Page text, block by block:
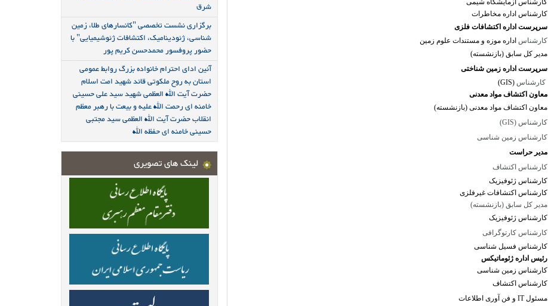
کارشناس آزمایشگاه شیمی
کارشناس اداره مخاطرات
سرپرست اداره اکتشافات فلزی
کارشناس اداره موزه و مستندات علوم زمین
مدیر کل سابق (بازنشسته)
سرپرست اداره زمین شناختی
کارشناس (GIS)
معاون اکتشاف مواد معدنی
معاون اکتشاف مواد معدنی (بازنشسته)
کارشناس (GIS)
کارشناس زمین شناسی
مدیر حراست
کارشناس اکتشاف
کارشناس ژئوفیزیک
کارشناس اکتشافات غیرفلزی
مدیر کل سابق (بازنشسته)
کارشناس ژئوفیزیک
کارشناس کارتوگرافی
کارشناس فسیل شناسی
رئیس اداره ژئوماتیکس
کارشناس زمین شناسی
کارشناس اکتشاف
مسئول IT و فن آوری اطلاعات
شرق
برگزاری نشست تخصصی "کانسارهای طلا، زمین
شناسی، ژئودینامیک، اکتشافات ژئوشیمیایی" با
حضور پروفسور محمدحسن کریم پور
آئین ادای احترام خانواده بزرگ روابط عمومی
استان به روح ملکوتی قائد شهید امت اسلام
حضرت آیت الله العظمی شهید سید علی حسینی
خامنه ای رحمت الله علیه و بیعت با رهبر معظم
انقلاب حضرت آیت الله العظمی سید مجتبی
حسینی خامنه ای حفظه الله
لینک های تصویری